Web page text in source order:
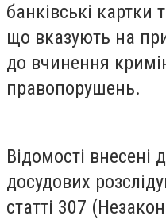
банківські картки
що вказують на
до вчинення
правопорушень.
Відомості внесені
досудових
статті 307